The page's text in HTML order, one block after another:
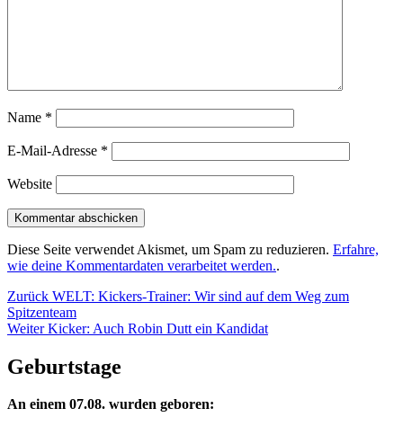
Name *
E-Mail-Adresse *
Website
Diese Seite verwendet Akismet, um Spam zu reduzieren. Erfahre,
wie deine Kommentardaten verarbeitet werden..
Beitragsnavigation
Zurück Vorheriger
Beitrag:
WELT: Kickers-Trainer: Wir sind auf dem Weg zum
Spitzenteam
Weiter Nächster
Kicker: Auch Robin Dutt ein Kandidat
Geburtstage
An einem 07.08. wurden geboren: